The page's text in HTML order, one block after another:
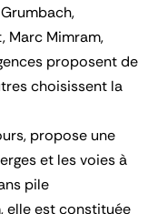
Marc Mimram,
proposent de
choisissent la
propose une
et les voies à
pile
elle est constituée